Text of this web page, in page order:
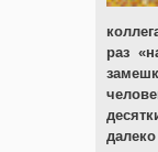
раз